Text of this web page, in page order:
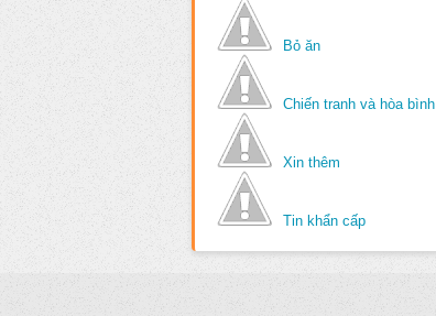
Bỏ ăn
Chiến tranh và hòa bình
Xin thêm
Tin khẩn cấp